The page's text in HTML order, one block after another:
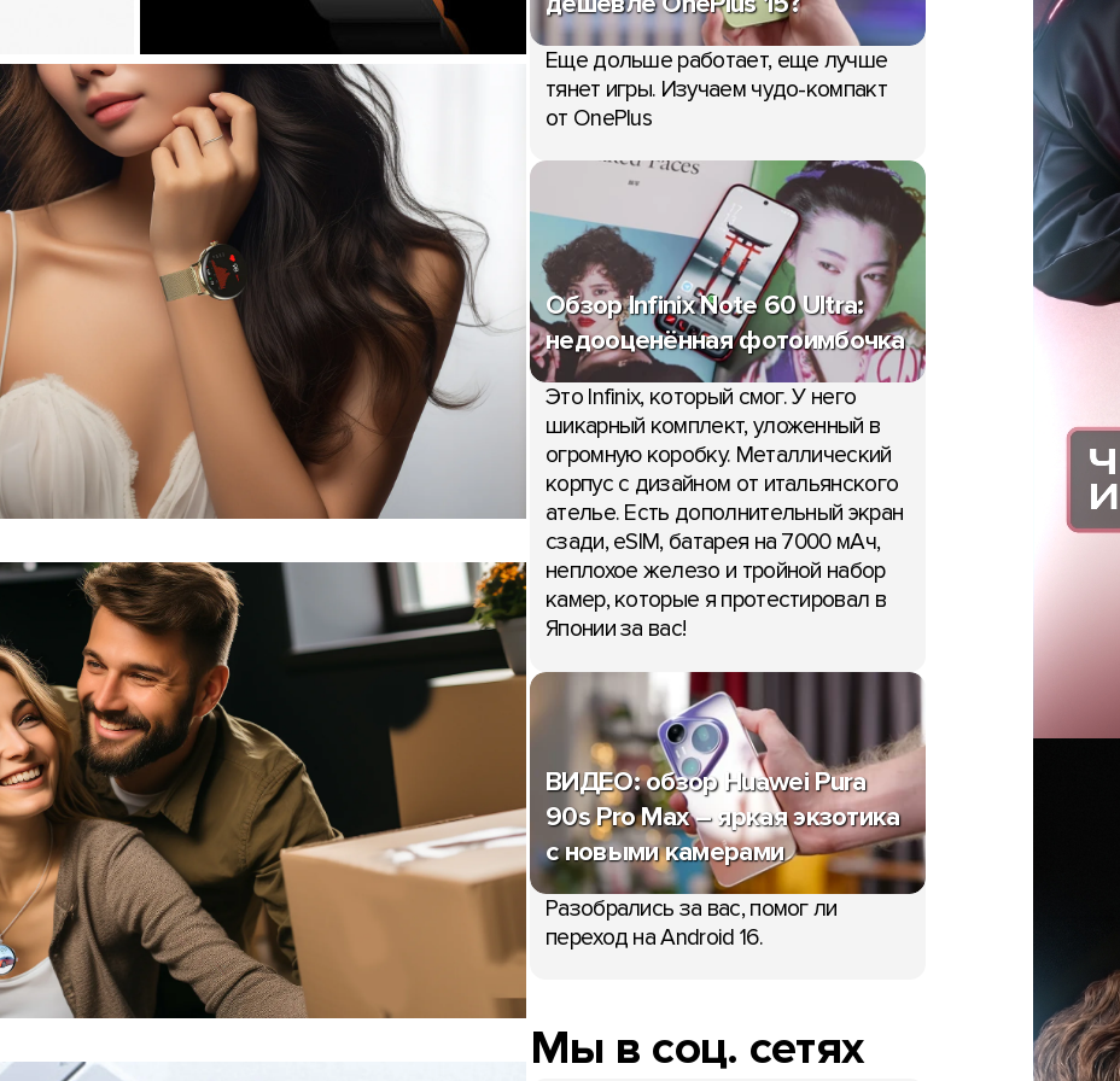
Еще дольше работает, еще лучше
тянет игры. Изучаем чудо-компакт
от OnePlus
Обзор Infinix Note 60 Ultra:
недооценённая фотоимбочка
Это Infinix, который смог. У него
шикарный комплект, уложенный в
огромную коробку. Металлический
корпус с дизайном от итальянского
ателье. Есть дополнительный экран
сзади, eSIM, батарея на 7000 мАч,
неплохое железо и тройной набор
камер, которые я протестировал в
Японии за вас!
ВИДЕО: обзор Huawei Pura
90s Pro Max – яркая экзотика
с новыми камерами
Разобрались за вас, помог ли
переход на Android 16.
Мы в соц. сетях